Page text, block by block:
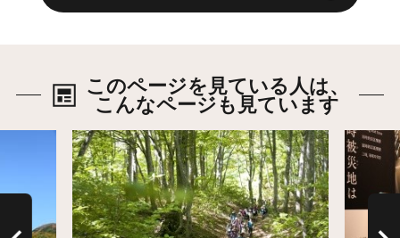
このページを見ている人は、
こんなページも見ています
詳細はこちら 詳細は